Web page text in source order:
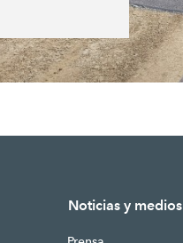
Noticias y medios